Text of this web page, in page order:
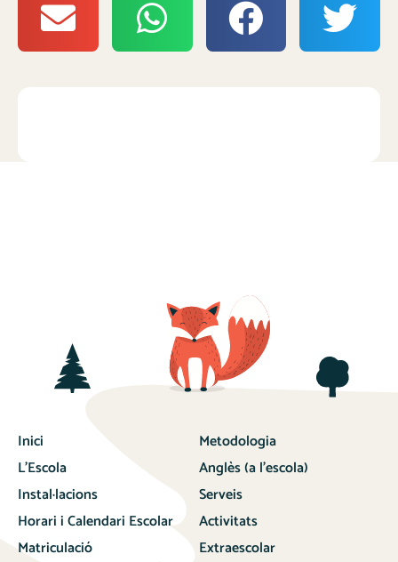
Inici
L’Escola
Instal·lacions
Horari i Calendari Escolar
Matriculació
Metodologia
Anglès (a l’escola)
Serveis
Activitats
Extraescolar